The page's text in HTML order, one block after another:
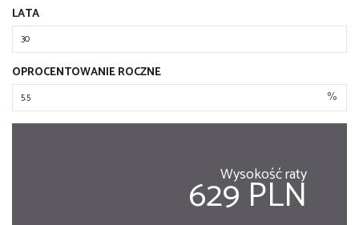
LATA
OPROCENTOWANIE ROCZNE
%
Wysokość raty
629 PLN